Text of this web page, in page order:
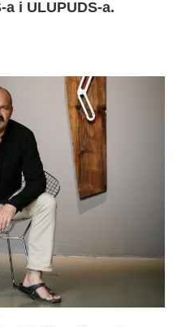
i ULUPUDS-a.